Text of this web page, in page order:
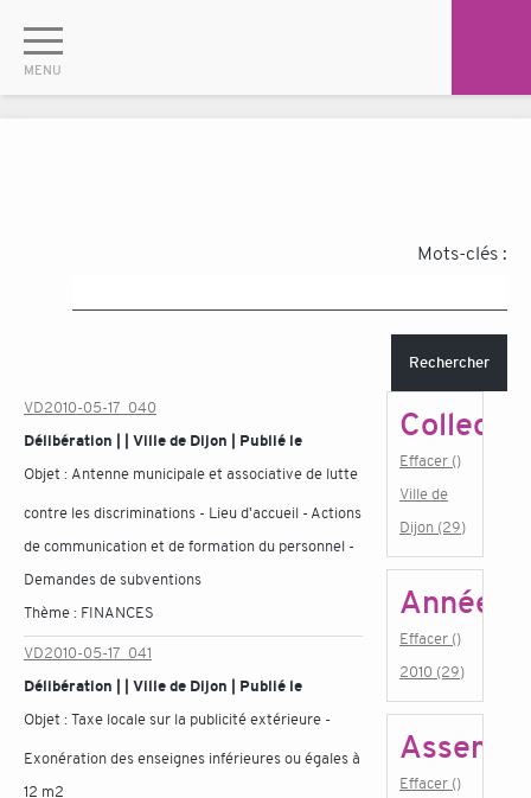
Mots-clés :
Rechercher
VD2010-05-17_040
Délibération | | Ville de Dijon | Publié le
Objet : Antenne municipale et associative de lutte
contre les discriminations - Lieu d'accueil - Actions
de communication et de formation du personnel -
Demandes de subventions
Thème : FINANCES
VD2010-05-17_041
Délibération | | Ville de Dijon | Publié le
Objet :Taxe locale sur la publicité extérieure -
Exonération des enseignes inférieures ou égales à
12 m2
Effacer ()
Ville de
Dijon (29)
Année
Effacer ()
2010 (29)
Effacer ()